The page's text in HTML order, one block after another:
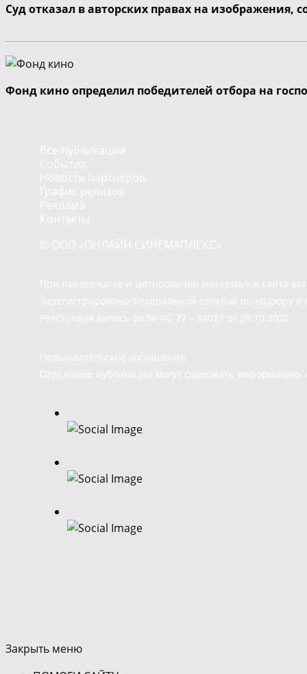
Суд отказал в авторских правах на изображения,
Фонд кино определил победителей отбора на
Закрыть меню